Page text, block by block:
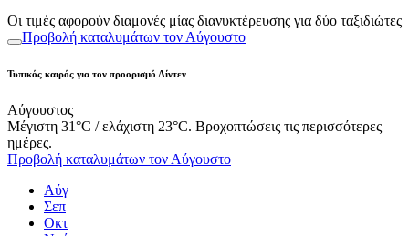
Οι τιμές αφορούν διαμονές μίας διανυκτέρευσης για δύο ταξιδιώτες
Προβολή καταλυμάτων τον Αύγουστο
Τυπικός καιρός για τον προορισμό Λίντεν
Αύγουστος
Μέγιστη 31°C / ελάχιστη 23°C. Βροχοπτώσεις τις περισσότερες
ημέρες.
Προβολή καταλυμάτων τον Αύγουστο
Αύγ
Σεπ
Οκτ